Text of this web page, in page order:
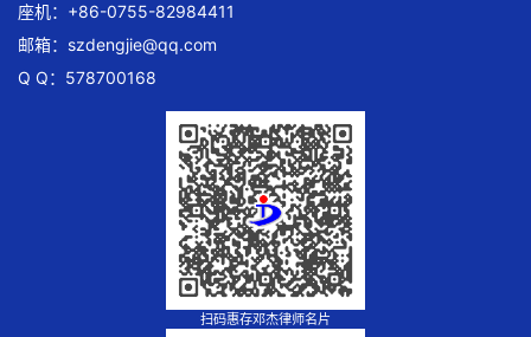
座机：+86-0755-82984411
邮箱： szdengjie@qq.com
Q Q：578700168
扫码惠存邓杰律师名片